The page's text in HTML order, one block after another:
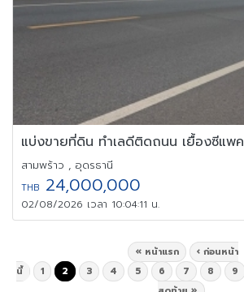
สามพร้าว , อุดรธานี
THB 24,000,000
02/08/2026 เวลา 10:04:11 น.
« หน้าแรก
‹ ก่อนหน้า
นี้
1 2 3 4 5 6 7 8 9